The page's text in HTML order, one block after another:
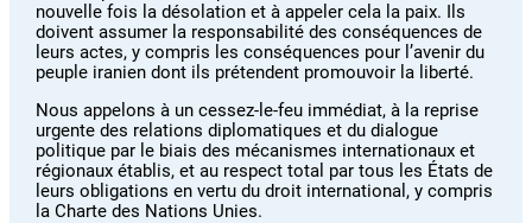
nouvelle fois la désolation et à appeler cela la paix. Ils
doivent assumer la responsabilité des conséquences de
leurs actes, y compris les conséquences pour l’avenir du
peuple iranien dont ils prétendent promouvoir la liberté.
Nous appelons à un cessez-le-feu immédiat, à la reprise
urgente des relations diplomatiques et du dialogue
politique par le biais des mécanismes internationaux et
régionaux établis, et au respect total par tous les États de
leurs obligations en vertu du droit international, y compris
la Charte des Nations Unies.